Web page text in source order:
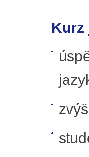
Kurz